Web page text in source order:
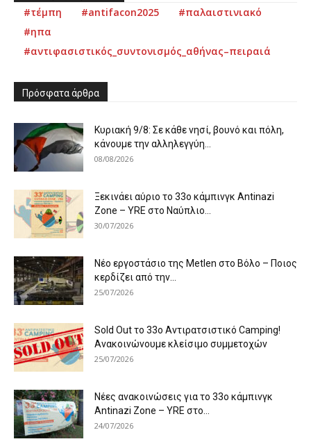
#τέμπη #antifacon2025
#παλαιστινιακό
#ηπα
#αντιφασιστικός_συντονισμός_αθήνας–πειραιά
Πρόσφατα άρθρα
Κυριακή 9/8: Σε κάθε νησί, βουνό και πόλη,
κάνουμε την αλληλεγγύη...
08/08/2026
Ξεκινάει αύριο το 33ο κάμπινγκ Antinazi
Zone – YRE στο Ναύπλιο...
30/07/2026
Νέο εργοστάσιο της Metlen στο Βόλο – Ποιος
κερδίζει από την...
25/07/2026
Sold Out το 33ο Αντιρατσιστικό Camping!
Ανακοινώνουμε κλείσιμο συμμετοχών
25/07/2026
Νέες ανακοινώσεις για το 33ο κάμπινγκ
Antinazi Zone – YRE στο...
24/07/2026